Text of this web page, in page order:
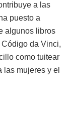
a las
puesto a
algunos libros
da Vinci,
como tuitear
las mujeres y el